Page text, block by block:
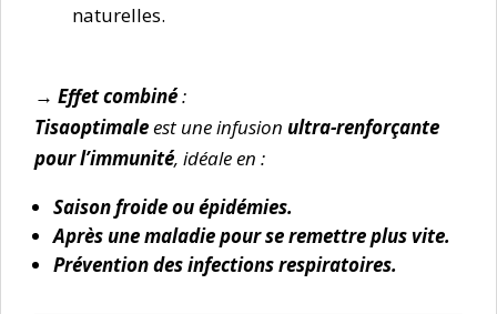
naturelles.
→ Effet combiné:
Tisaoptimaleest une infusion ultra-renforçante
pour l’immunité, idéale en :
Saison froide ou épidémies.
Après une maladie pour se remettre plus vite.
Prévention des infections respiratoires.